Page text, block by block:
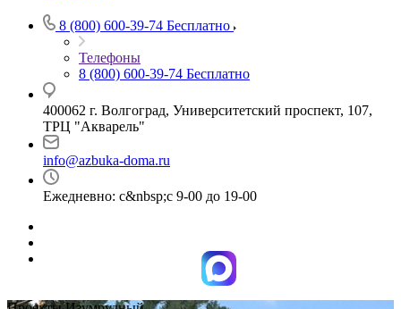
8 (800) 600-39-74 Бесплатно
Телефоны
8 (800) 600-39-74 Бесплатно
400062 г. Волгоград, Университетский проспект, 107,
ТРЦ "Акварель"
info@azbuka-doma.ru
Ежедневно: с&nbsp;с 9-00 до 19-00